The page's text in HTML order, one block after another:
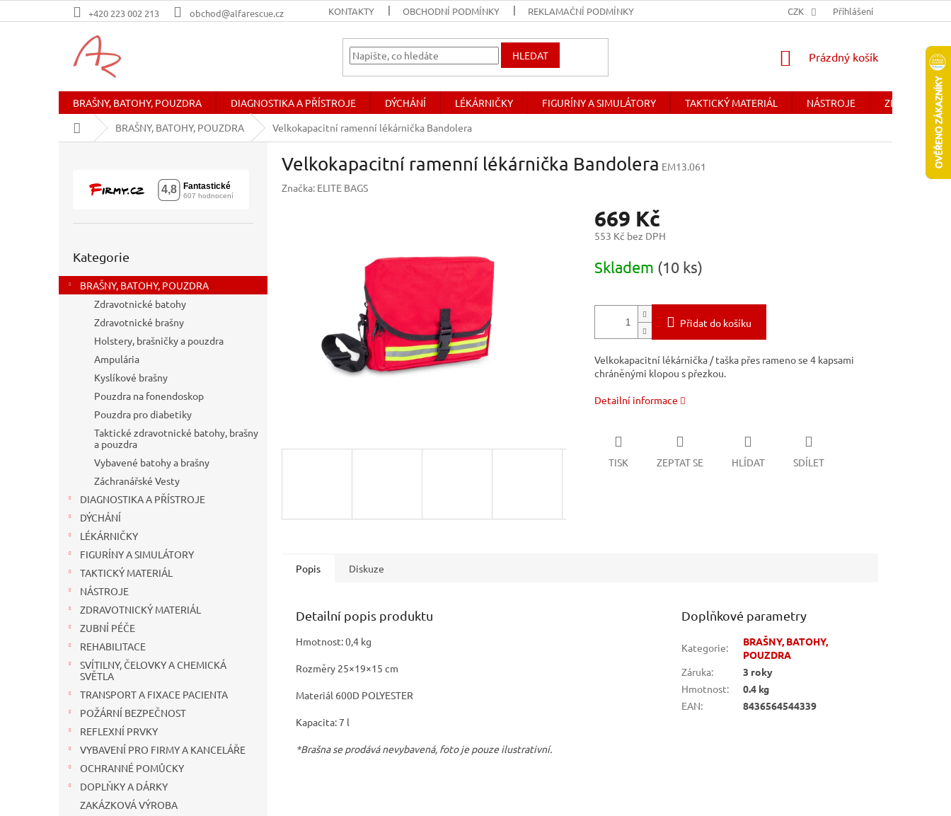
na
+420 223 002 213 obchod@alfarescue.cz KONTAKTY OBCHODNÍ PODMÍNKY REKLAMAČNÍ PODMÍNKY OBCHODNÉ PODMIENKY - SLOVENSKO DOPRAVA A PLATBA
CZK Přihlášení
HLEDAT
NÁKUPNÍ
Prázdný košík
BRAŠNY, BATOHY, POUZDRA DIAGNOSTIKA A PŘÍSTROJE DÝCHÁNÍ LÉKÁRNIČKY FIGURÍNY A SIMULÁTORY TAKTICKÝ MATERIÁL NÁSTROJE
Domů
BRAŠNY, BATOHY, POUZDRA Velkokapacitní ramenní lékárnička Bandolera
í
kategorie
Kategorie
BRAŠNY, BATOHY, POUZDRA
Zdravotnické batohy
Zdravotnické brašny
Holstery, brašničky a pouzdra
Ampulária
Kyslíkové brašny
Pouzdra na fonendoskop
Pouzdra pro diabetiky
Taktické zdravotnické batohy, brašny
a pouzdra
Vybavené batohy a brašny
Záchranářské Vesty
DIAGNOSTIKA A PŘÍSTROJE
DÝCHÁNÍ
LÉKÁRNIČKY
FIGURÍNY A SIMULÁTORY
TAKTICKÝ MATERIÁL
NÁSTROJE
ZDRAVOTNICKÝ MATERIÁL
ZUBNÍ PÉČE
REHABILITACE
SVÍTILNY, ČELOVKY A CHEMICKÁ
SVĚTLA
TRANSPORT A FIXACE PACIENTA
POŽÁRNÍ BEZPEČNOST
REFLEXNÍ PRVKY
VYBAVENÍ PRO FIRMY A KANCELÁŘE
OCHRANNÉ POMŮCKY
DOPLŇKY A DÁRKY
ZAKÁZKOVÁ VÝROBA
Velkokapacitní ramenní lékárnička Bandolera EM13.061
Značka: ELITE BAGS
669 Kč
553 Kč bez DPH
cena:
Skladem (10 ks)
Přidat do košíku
Velkokapacitní lékárnička / taška přes rameno se 4 kapsami
chráněnými klopou s přezkou.
Detailní informace
TISK ZEPTAT SE HLÍDAT SDÍLET
Popis Diskuze
Detailní popis produktu
Hmotnost:0,4 kg
Rozměry 25×19×15 cm
Materiál 600D POLYESTER
Kapacita: 7 l
*Brašna se prodává nevybavená, foto je pouze ilustrativní.
Doplňkové parametry
Kategorie:
BRAŠNY, BATOHY,
POUZDRA
Záruka:
3 roky
Hmotnost:
0.4 kg
EAN: 8436564544339